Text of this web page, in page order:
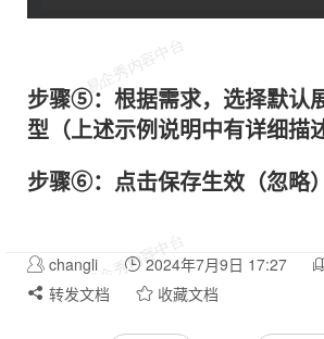
步骤⑤：根据需求，选择默认
型（上述示例说明中有详细描
步骤⑥：点击保存生效（忽略）
changli 2024年7月9日 17:27
转发文档
收藏文档